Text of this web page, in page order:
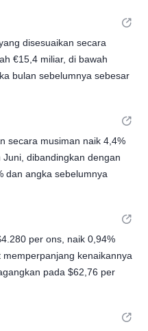
disesuaikan secara
€15,4 miliar, di bawah
bulan sebelumnya sebesar
secara musiman naik 4,4%
dibandingkan dengan
dan angka sebelumnya
per ons, naik 0,94%
kenaikannya
pada $62,76 per